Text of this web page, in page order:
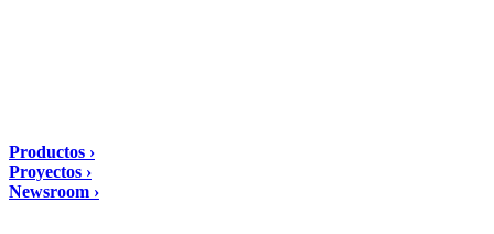
Productos ›
Proyectos ›
Newsroom ›